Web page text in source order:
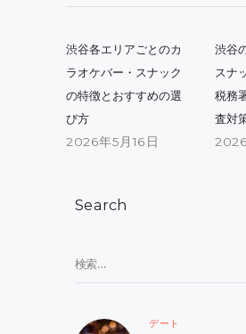
稿
ナ
ビ
ゲ
Previous
渋谷各エリアごとのカ
ラオケバー・スナック
の特徴とおすすめの選
び方
2026年5月16日
Next
渋谷
スナ
税務
査対
Search
索:
デート